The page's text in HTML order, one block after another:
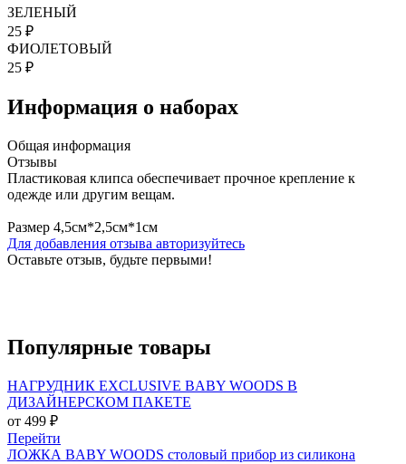
ЗЕЛЕНЫЙ
25 ₽
ФИОЛЕТОВЫЙ
25 ₽
Информация о наборах
Общая информация
Отзывы
Пластиковая клипса обеспечивает прочное крепление к
одежде или другим вещам.
Размер 4,5см*2,5см*1см
Для добавления отзыва авторизуйтесь
Оставьте отзыв, будьте первыми!
Популярные товары
НАГРУДНИК EXCLUSIVE BABY WOODS В
ДИЗАЙНЕРСКОМ ПАКЕТЕ
от 499 ₽
Перейти
ЛОЖКА BABY WOODS столовый прибор из силикона